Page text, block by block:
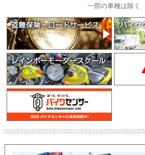
一部の車種は除く